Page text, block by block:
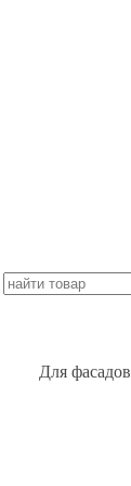
Для фасадов